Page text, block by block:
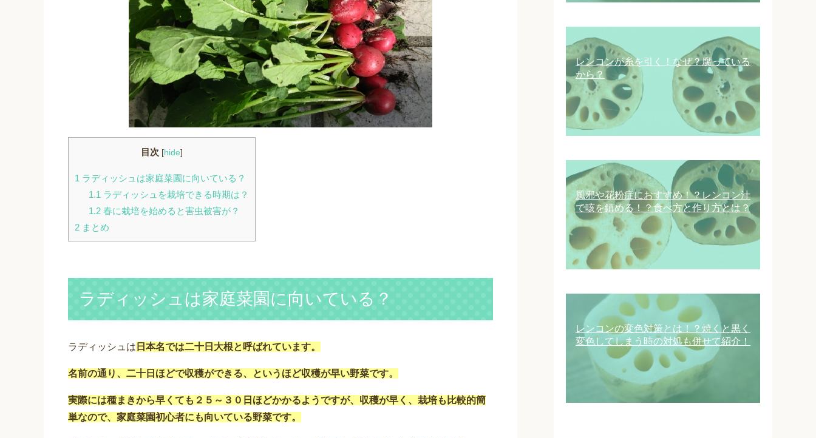
目次 [hide]
1 ラディッシュは家庭菜園に向いている？
1.1 ラディッシュを栽培できる時期は？
1.2春に栽培を始めると害虫被害が？
2 まとめ
ラディッシュは家庭菜園に向いている？
ラディッシュは 日本名では二十日大根と呼ばれています。
名前の通り、二十日ほどで収穫ができる、というほど収穫が早い野菜です。
実際には種まきから早くても２５～３０日ほどかかるようですが、収穫が早く、栽培も比較的簡
単なので、家庭菜園初心者にも向いている野菜です。
レンコンが糸を引く！なぜ？腐っている
から？
風邪や花粉症におすすめ！？レンコン汁
で咳を鎮める！？食べ方と作り方とは？
レンコンの変色対策とは！？焼くと黒く
変色してしまう時の対処も併せて紹介！